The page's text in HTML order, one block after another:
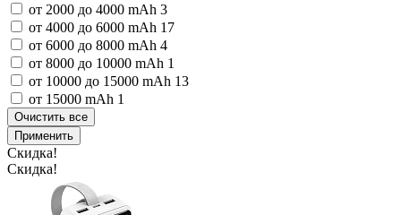
от 2000 до 4000 mAh 3
от 4000 до 6000 mAh 17
от 6000 до 8000 mAh 4
от 8000 до 10000 mAh 1
от 10000 до 15000 mAh 13
от 15000 mAh 1
Очистить все
Применить
Скидка!
Скидка!